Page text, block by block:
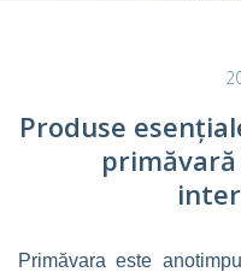
Produse
Primăvara este